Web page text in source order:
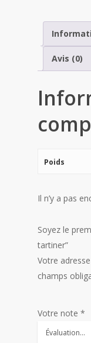
Avis (0)
Poids
Il n’y a pas
Soyez le
tartiner”
Votre
champs
Votre note *